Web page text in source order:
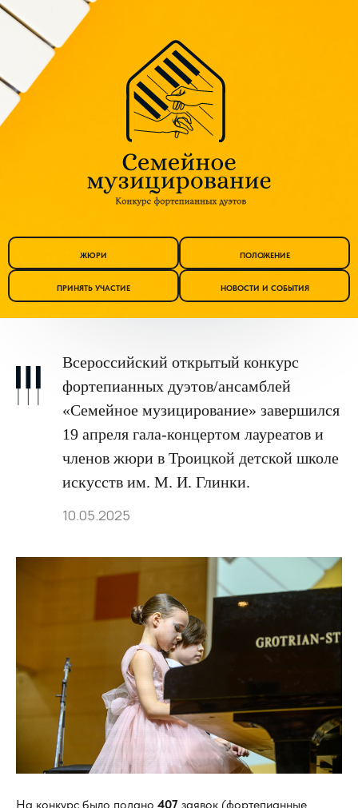
ЖЮРИ ПОЛОЖЕНИЕ
ПРИНЯТЬ УЧАСТИЕ НОВОСТИ И СОБЫТИЯ
Всероссийский открытый конкурс
фортепианных дуэтов/ансамблей
«Семейное музицирование» завершился
19 апреля гала-концертом лауреатов и
членов жюри в Троицкой детской школе
искусств им. М. И. Глинки.
10.05.2025
На конкурс было подано 407 заявок (фортепианные